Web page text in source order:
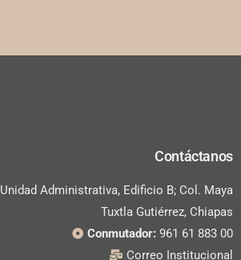
Contáctanos
Unidad Administrativa, Edificio B; Col. Maya
Tuxtla Gutiérrez, Chiapas
Conmutador: 961 61 883 00
Correo Institucional